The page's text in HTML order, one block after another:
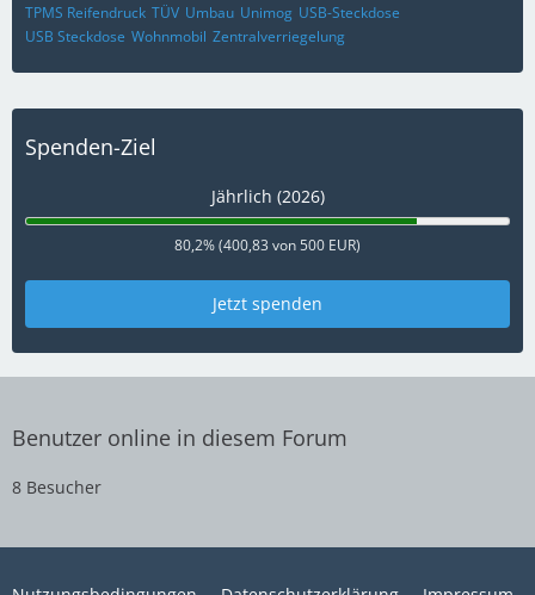
TPMS Reifendruck TÜV Umbau Unimog USB-Steckdose
USB Steckdose Wohnmobil Zentralverriegelung
Spenden-Ziel
Jährlich (2026)
80,2% (400,83 von 500 EUR)
Jetzt spenden
Benutzer online in diesem Forum
8 Besucher